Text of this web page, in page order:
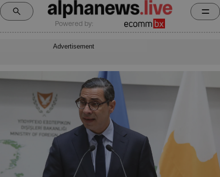
Powered by:
Advertisement